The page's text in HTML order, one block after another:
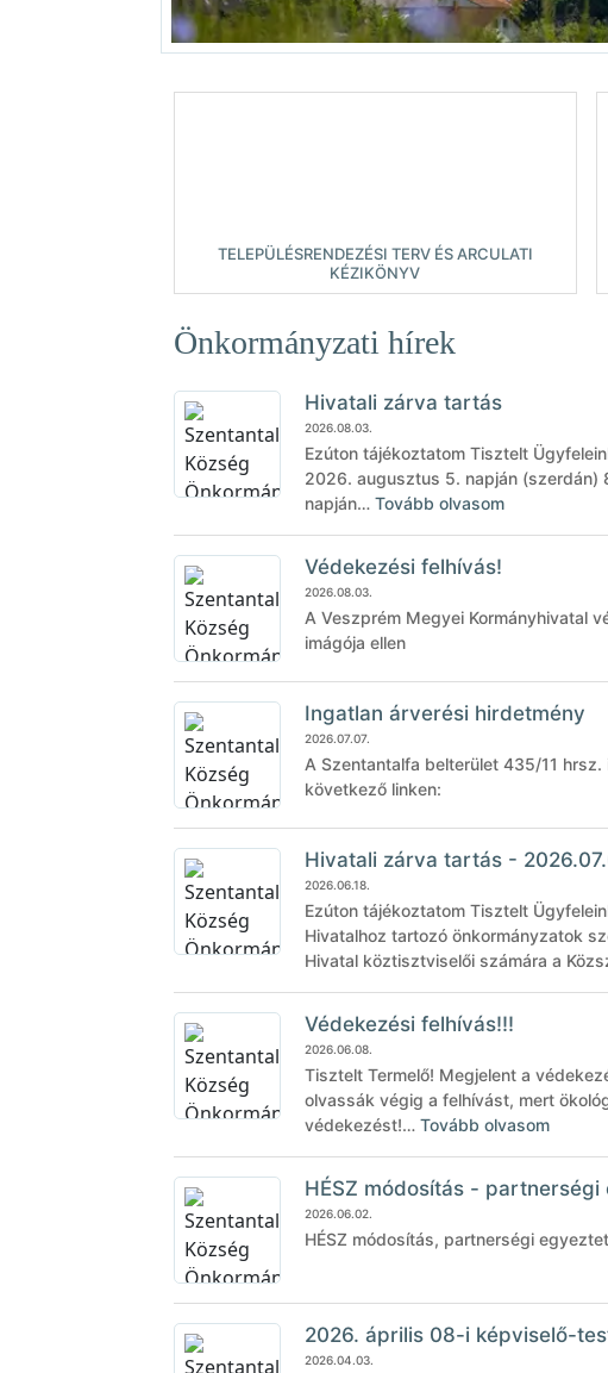
TELEPÜLÉSRENDEZÉSI TERV ÉS ARCULATI
KÉZIKÖNYV
Önkormányzati hírek
Hivatali zárva tartás
2026.08.03.
Ezúton tájékoztatom Tisztelt
2026. augusztus 5. napján
napján… Tovább olvasom
Védekezési felhívás!
2026.08.03.
A Veszprém Megyei Kormányhivatal
imágója ellen
Ingatlan árverési hirdetmény
2026.07.07.
A Szentantalfa belterület 435/11
következő linken:
Hivatali zárva tartás -
2026.06.18.
Ezúton tájékoztatom Tisztelt
Hivatalhoz tartozó önkormányzatok
Hivatal köztisztviselői számára a
Védekezési felhívás!!!
2026.06.08.
Tisztelt Termelő! Megjelent a
olvassák végig a felhívást, mert
védekezést!… Tovább olvasom
HÉSZ módosítás -
2026.06.02.
HÉSZ módosítás, partnerségi
2026. április 08-i képviselő-
2026.04.03.